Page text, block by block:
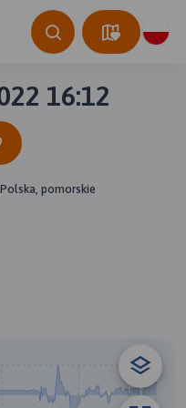
16:12
Polska, pomorskie